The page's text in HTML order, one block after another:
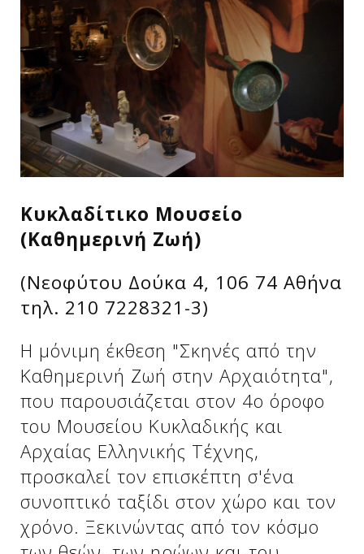
Δείτε μας:
Δείτε μας:
Δείτε μας:
Δείτε μας:
Δείτε μας:
Δείτε μας:
Δείτε μας:
Δείτε μας:
Δείτε μας:
Δείτε μας:
Δείτε μας:
Κυκλαδίτικο Μουσείο
(Καθημερινή Ζωή)
(Νεοφύτου Δούκα 4, 106 74 Αθήνα
τηλ. 210 7228321-3)
Η μόνιμη έκθεση "Σκηνές από την
Καθημερινή Ζωή στην Αρχαιότητα",
που παρουσιάζεται στον 4ο όροφο
του Μουσείου Κυκλαδικής και
Αρχαίας Ελληνικής Τέχνης,
προσκαλεί τον επισκέπτη σ'ένα
συνοπτικό ταξίδι στον χώρο και τον
χρόνο. Ξεκινώντας από τον κόσμο